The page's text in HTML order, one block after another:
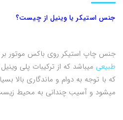
جنس استیکر یا وینیل از چیست؟
جنس چاپ استیکر روی باکس موتور
طبیعی میباشد که از ترکیبات پلی
که با توجه به دوام و ماندگاری بالا
میشود و آسیب چندانی به محیط